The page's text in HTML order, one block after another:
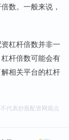
数。一般来说，
杠杆倍数并非一
杆倍数可能会有
相关平台的杠杆
代表炒股配资网观点